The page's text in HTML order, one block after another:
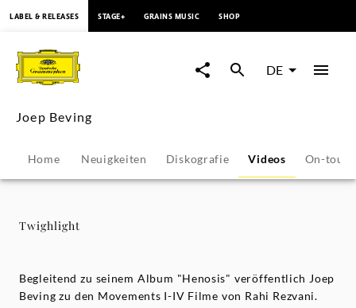
Twighlight
Joep
Beving
|
Deutsche
LABEL & RELEASES STAGE+ GRAINS MUSIC SHOP
DE
Joep Beving
Home Neuigkeiten Diskografie Videos On-tour
Twighlight
Begleitend zu seinem Album "Henosis" veröffentlich Joep
Beving zu den Movements I-IV Filme von Rahi Rezvani.